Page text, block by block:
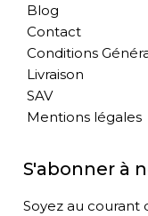
Blog
Contact
Conditions
Livraison
SAV
Mentions légales
S'abonner à
Soyez au courant